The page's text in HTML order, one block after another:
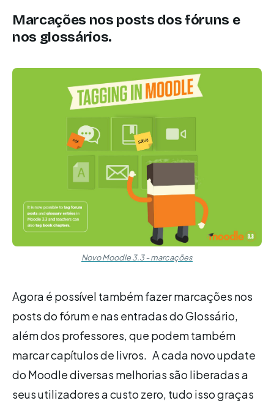
Marcações nos posts dos fóruns e
nos glossários.
Novo Moodle 3.3 - marcações
Agora é possível também fazer marcações nos
posts do fórum e nas entradas do Glossário,
além dos professores, que podem também
marcar capítulos de livros. A cada novo update
do Moodle diversas melhorias são liberadas a
seus utilizadores a custo zero, tudo isso graças